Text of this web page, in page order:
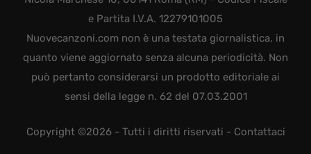
e Partita I.V.A. 12279101005
Nuovecanzoni.com non è una testata giornalistica, in
quanto viene aggiornato senza alcuna periodicità. Non
può pertanto considerarsi un prodotto editoriale ai
sensi della legge n. 62 del 07.03.2001
Copyright ©2026 - Tutti i diritti riservati - Contattaci